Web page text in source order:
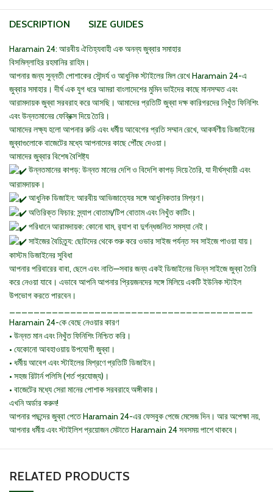
DESCRIPTION SIZE GUIDES
Haramain 24: আরবীয় ঐতিহ্যবাহী এক অনন্য জুব্বার সমাহার
বিসমিল্লাহির রহমানির রাহিম।
আপনার জন্য সুন্নতী পোশাকের সৌন্দর্য ও আধুনিক স্টাইলের মিল রেখে Haramain 24-এ
জুব্বার সমাহার। দীর্ঘ এক যুগ ধরে আমরা বাংলাদেশের মুমিন ভাইদের কাছে মানসম্মত এবং
আরামদায়ক জুব্বা সরবরাহ করে আসছি। আমাদের প্রতিটি জুব্বা দক্ষ কারিগরদের নিখুঁত ফিনিশিং
এবং উন্নতমানের ফেব্রিক্স দিয়ে তৈরি।
আমাদের লক্ষ্য হলো আপনার রুচি এবং ধর্মীয় আবেগের প্রতি সম্মান রেখে, আকর্ষণীয় ডিজাইনের
জুব্বাগুলোকে বাজেটের মধ্যে আপনাদের কাছে পৌঁছে দেওয়া।
আমাদের জুব্বার বিশেষ বৈশিষ্ট্য
উন্নতমানের কাপড়: উন্নত মানের দেশি ও বিদেশি কাপড় দিয়ে তৈরি, যা দীর্ঘস্থায়ী এবং
আরামদায়ক।
আধুনিক ডিজাইন: আরবীয় আভিজাত্যের সঙ্গে আধুনিকতার মিশ্রণ।
অতিরিক্ত ফিচার: স্ন্যাপ বোতাম/টিপ বোতাম এবং নিখুঁত কাটিং।
পরিধানে আরামদায়ক: কোনো ঘাম, র্যাশ বা দুর্গন্ধজনিত সমস্যা নেই।
সাইজের বৈচিত্র্য: ছোটদের থেকে শুরু করে ওভার সাইজ পর্যন্ত সব সাইজে পাওয়া যায়।
কাস্টম ডিজাইনের সুবিধা
আপনার পরিবারের বাবা, ছেলে এবং নাতি—সবার জন্য একই ডিজাইনের ভিন্ন সাইজে জুব্বা তৈরি
করে নেওয়া যাবে। এভাবে আপনি আপনার প্রিয়জনদের সঙ্গে মিলিয়ে একটি ইউনিক স্টাইল
উপভোগ করতে পারবেন।
Haramain 24-কে বেছে নেওয়ার কারণ
• উন্নত মান এবং নিখুঁত ফিনিশিং নিশ্চিত করি।
• যেকোনো আবহাওয়ায় উপযোগী জুব্বা।
• ধর্মীয় আবেগ এবং স্টাইলের মিশ্রণে প্রতিটি ডিজাইন।
• সহজ রিটার্ন পলিসি (শর্ত প্রযোজ্য)।
• বাজেটের মধ্যে সেরা মানের পোশাক সরবরাহে অঙ্গীকার।
এখনি অর্ডার করুন!
আপনার পছন্দের জুব্বা পেতে Haramain 24-এর ফেসবুক পেজে মেসেজ দিন। আর অপেক্ষা নয়,
আপনার ধর্মীয় এবং স্টাইলিশ প্রয়োজন মেটাতে Haramain 24 সবসময় পাশে থাকবে।
RELATED PRODUCTS